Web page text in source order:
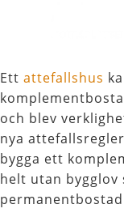
Ett attefallshus
och blev
nya
bygga ett
helt utan bygglov